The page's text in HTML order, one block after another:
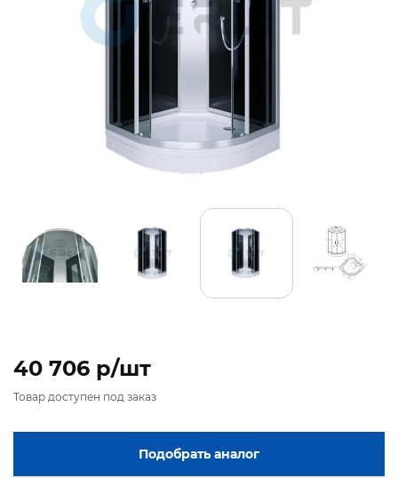
40 706 p/шт
Товар доступен под заказ
Подобрать аналог